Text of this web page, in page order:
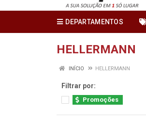
DEPARTAMENTOS
HELLERMANN
INÍCIO HELLERMANN
Filtrar por:
Promoções